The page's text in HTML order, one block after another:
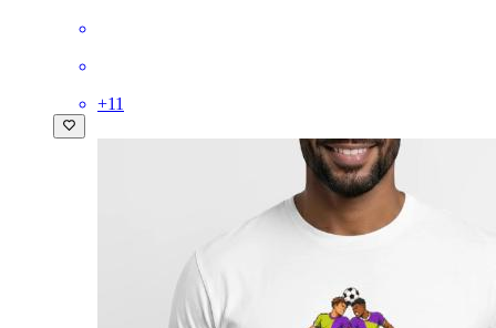
+11